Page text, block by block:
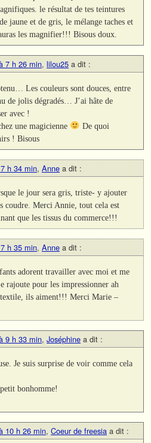
le résultat de tes teintures
jaune et de gris, le mélange taches et
les magnifier!!! Bisous doux.
7 h 26 min, lilou25 a dit :
Les couleurs sont douces, entre
de jolis dégradés… J’ai hâte de
avec !
une magicienne
De quoi
! Bisous
h 34 min, Anne a dit :
le jour sera gris, triste- y ajouter
coudre. Merci Annie, tout cela est
que les tissus du commerce!!!
h 35 min, Anne a dit :
adorent travailler avec moi et me
rajoute pour les impressionner ah
ils aiment!!! Merci Marie –
9 h 33 min, Joséphine a dit :
Je suis surprise de voir comme cela
bonhomme!
10 h 26 min, Coeur de freesia a dit :